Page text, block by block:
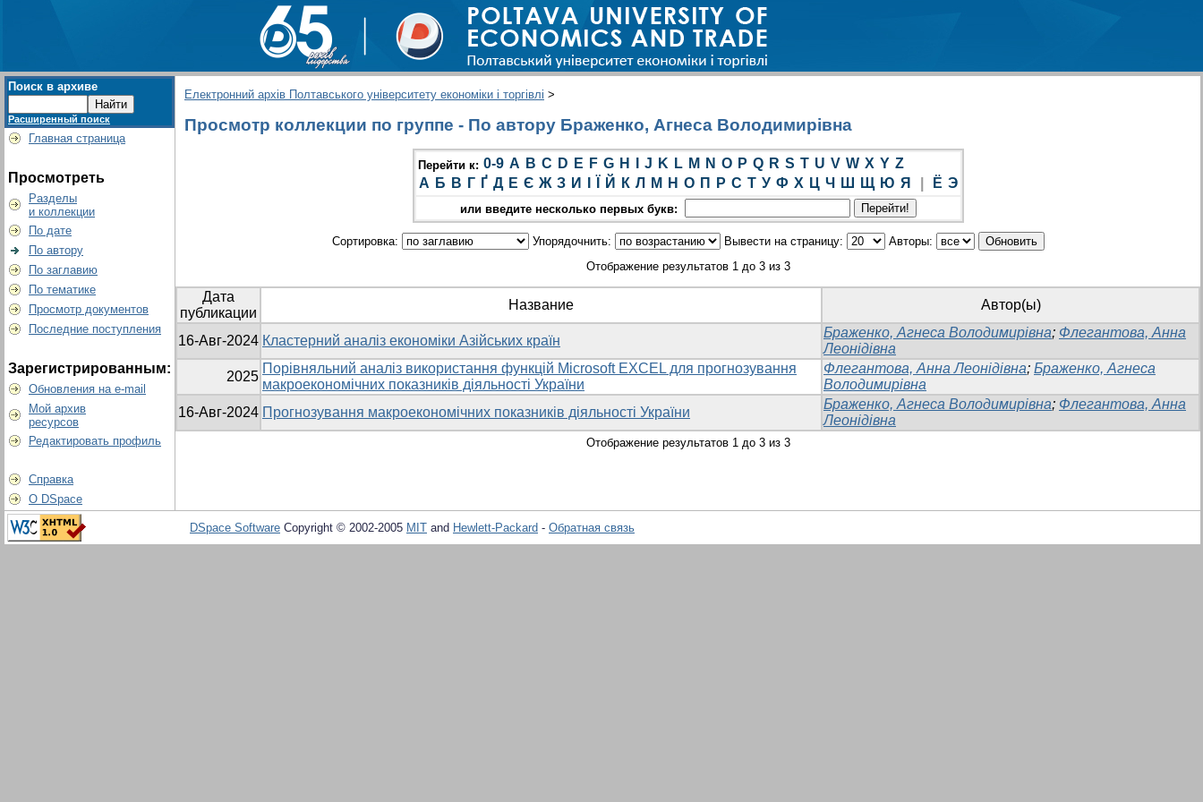
Поиск в архиве
Расширенный поиск
Главная страница
Просмотреть
Разделы
и коллекции
По дате
По автору
По заглавию
По тематике
Просмотр документов
Последние поступления
Зарегистрированным:
Обновления на e-mail
Мой архив
ресурсов
Редактировать профиль
Справка
О DSpace
Електронний архів Полтавського університету економіки і торгівлі >
Просмотр коллекции по группе - По автору Браженко, Агнеса Володимирівна
Перейти к: 0-9 A B C D E F G H J K L M N O P Q R S T U V W X Y Z
А Б В Г Ґ Д Е Є Ж З И Й К Л М Н О П Р С Т У Ф Х Ц Ч Ш Щ Ю Я Ё Э
или введите несколько первых букв:
Сортировка: Упорядочнить: Вывести на страницу:
Авторы:
Отображение результатов 1 до 3 из 3
Дата
публикации
Название Автор(ы)
16-Авг-2024 Кластерний аналіз економіки Азійських країн
Браженко, Агнеса Володимирівна; Флегантова, Анна
Леонідівна
2025
Порівняльний аналіз використання функцій Microsoft EXCEL для прогнозування
макроекономічних показників діяльності України
Флегантова, Анна Леонідівна; Браженко, Агнеса
Володимирівна
16-Авг-2024 Прогнозування макроекономічних показників діяльності України
Браженко, Агнеса Володимирівна; Флегантова, Анна
Леонідівна
Отображение результатов 1 до 3 из 3
DSpace Software Copyright © 2002-2005 MIT and Hewlett-Packard - Обратная связь